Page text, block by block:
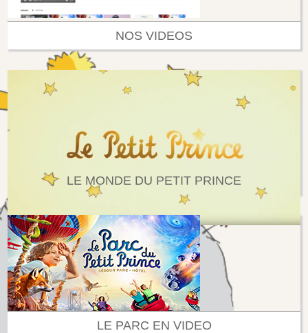
NOS VIDEOS
LE MONDE DU PETIT PRINCE
LE PARC EN VIDEO